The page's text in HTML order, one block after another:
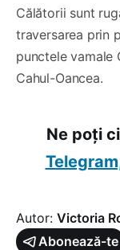
Călătorii sunt
traversarea prin
punctele vamale
Cahul-Oancea.
Ne poți
Autor: Victoria
Abonează-te